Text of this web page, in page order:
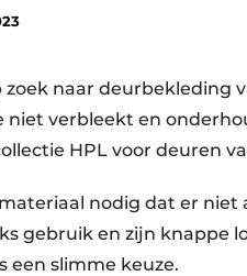
zoek naar deurbekleding
niet verbleekt en
HPL voor deuren
nodig dat er
gebruik en zijn knappe
een slimme keuze.